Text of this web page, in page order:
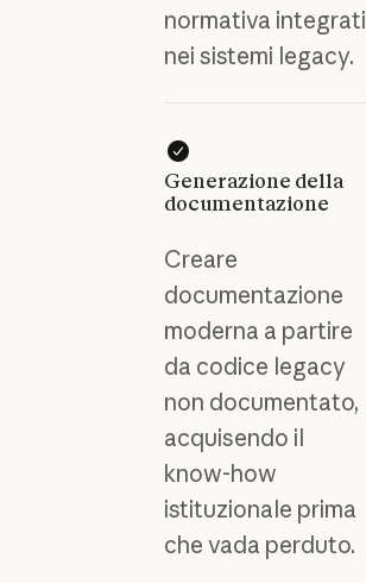
normativa integrati
nei sistemi legacy.
Generazione della
documentazione
Creare
documentazione
moderna a partire
da codice legacy
non documentato,
acquisendo il
know-how
istituzionale prima
che vada perduto.